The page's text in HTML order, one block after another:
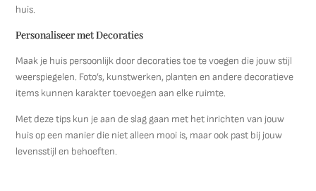
huis.
Personaliseer met Decoraties
Maak je huis persoonlijk door decoraties toe te voegen die jouw stijl
weerspiegelen. Foto’s, kunstwerken, planten en andere decoratieve
items kunnen karakter toevoegen aan elke ruimte.
Met deze tips kun je aan de slag gaan met het inrichten van jouw
huis op een manier die niet alleen mooi is, maar ook past bij jouw
levensstijl en behoeften.